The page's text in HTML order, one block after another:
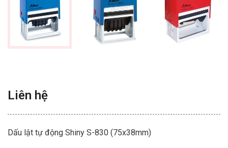
Liên hệ
Dấu lật tự động Shiny S-830 (75x38mm)